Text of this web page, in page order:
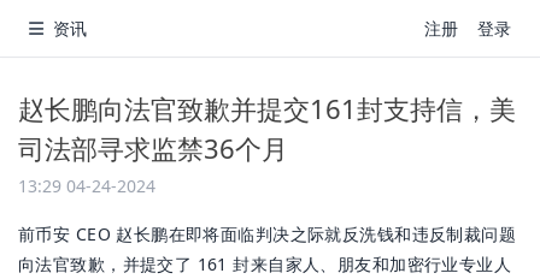
资讯 注册 登录
赵长鹏向法官致歉并提交161封支持信，美
司法部寻求监禁36个月
13:29 04-24-2024
前币安 CEO 赵长鹏在即将面临判决之际就反洗钱和违反制裁问题
向法官致歉，并提交了 161 封来自家人、朋友和加密行业专业人